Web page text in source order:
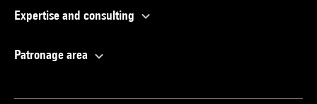
Expertise and consulting
Patronage area